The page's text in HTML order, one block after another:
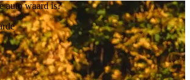
auto waard is?